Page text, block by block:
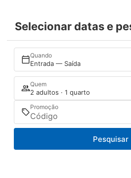
Selecionar datas e
Quando
Entrada — Saída
Quem
2 adultos · 1 quarto
Promoção
Pesquisar